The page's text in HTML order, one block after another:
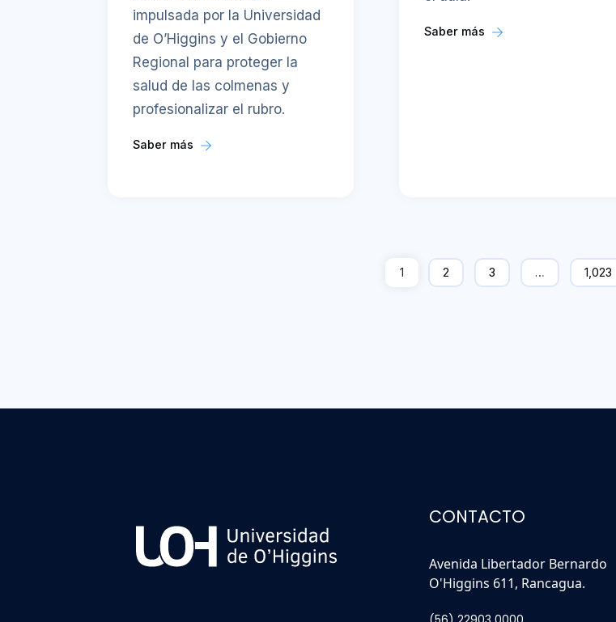
impulsada por la Universidad
de O’Higgins y el Gobierno
Regional para proteger la
salud de las colmenas y
profesionalizar el rubro.
Saber más
Saber más
1 2 3 … 1,023
CONTACTO
Avenida Libertador Bernardo
O'Higgins 611, Rancagua.